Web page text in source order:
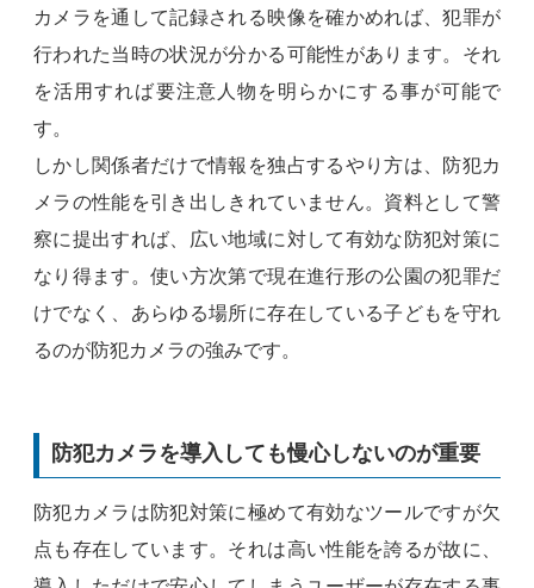
カメラを通して記録される映像を確かめれば、犯罪が
行われた当時の状況が分かる可能性があります。それ
を活用すれば要注意人物を明らかにする事が可能で
す。
しかし関係者だけで情報を独占するやり方は、防犯カ
メラの性能を引き出しきれていません。資料として警
察に提出すれば、広い地域に対して有効な防犯対策に
なり得ます。使い方次第で現在進行形の公園の犯罪だ
けでなく、あらゆる場所に存在している子どもを守れ
るのが防犯カメラの強みです。
防犯カメラを導入しても慢心しないのが重要
防犯カメラは防犯対策に極めて有効なツールですが欠
点も存在しています。それは高い性能を誇るが故に、